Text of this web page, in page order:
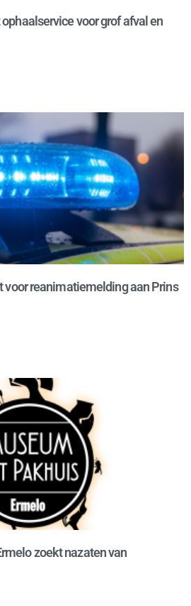
voor grof afval en
voor reanimatiemelding aan Prins
zoekt nazaten van